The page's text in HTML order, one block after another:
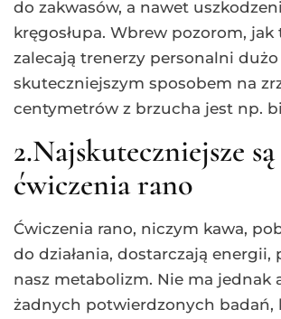
do zakwasów, a nawet
kręgosłupa. Wbrew pozorom, jak
zalecają trenerzy personalni dużo
skuteczniejszym sposobem na
centymetrów z brzucha jest np.
2.Najskuteczniejsze są
ćwiczenia rano
Ćwiczenia rano, niczym kawa,
do działania, dostarczają energii,
nasz metabolizm. Nie ma jednak
żadnych potwierdzonych badań,